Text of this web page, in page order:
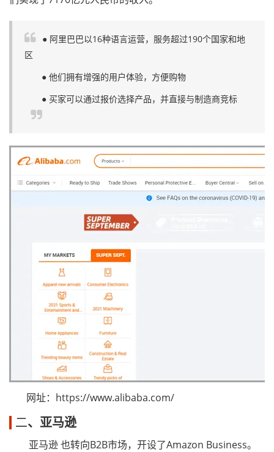
● 阿里巴巴以16种语言运营，服务超过190个国家和地
区
● 他们拥有增强的用户体验，方便购物
● 买家可以通过报价选择产品，并直接与制造商竞标
网址：https://www.alibaba.com/
二、亚马逊
亚马逊 也转向B2B市场，开设了Amazon Business。